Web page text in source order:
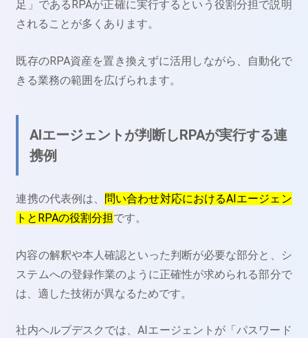
足」であるRPAが正確に実行するという役割分担で説明
されることが多くあります。
既存のRPA資産を置き換えずに活用しながら、自動化で
きる業務の範囲を広げられます。
AIエージェントが判断しRPAが実行する連
携例
連携の代表例は、 問い合わせ対応におけるAIエージェン
トとRPAの役割分担です。
内容の解釈や本人確認といった判断が必要な部分と、シ
ステムへの登録作業のように正確性が求められる部分で
は、適した技術が異なるためです。
社内ヘルプデスクでは、AIエージェントが「パスワード